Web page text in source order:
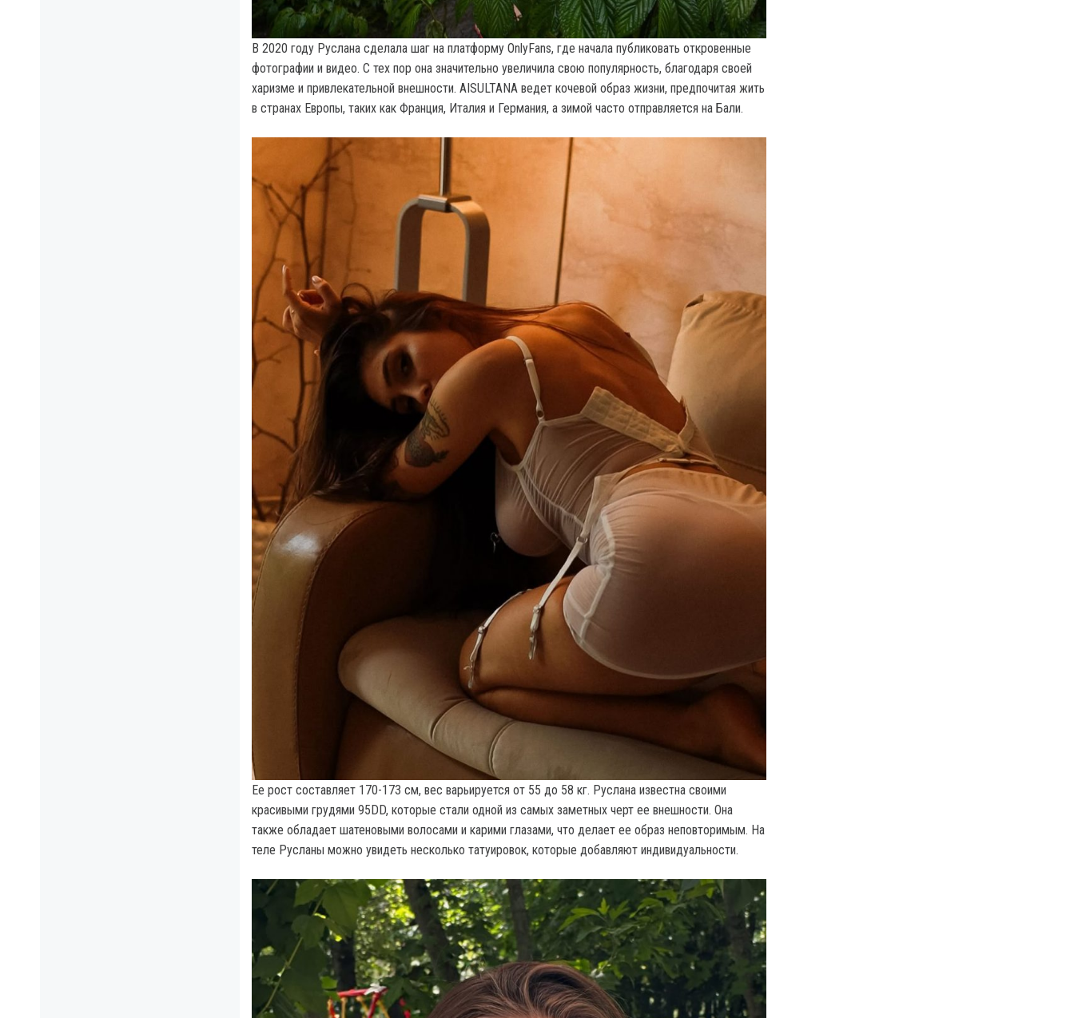
В 2020 году Руслана сделала шаг на платформу OnlyFans, где начала публиковать откровенные
фотографии и видео. С тех пор она значительно увеличила свою популярность, благодаря своей
харизме и привлекательной внешности. AISULTANA ведет кочевой образ жизни, предпочитая жить
в странах Европы, таких как Франция, Италия и Германия, а зимой часто отправляется на Бали.
Ее рост составляет 170-173 см, вес варьируется от 55 до 58 кг. Руслана известна своими
красивыми грудями 95DD, которые стали одной из самых заметных черт ее внешности. Она
также обладает шатеновыми волосами и карими глазами, что делает ее образ неповторимым. На
теле Русланы можно увидеть несколько татуировок, которые добавляют индивидуальности.